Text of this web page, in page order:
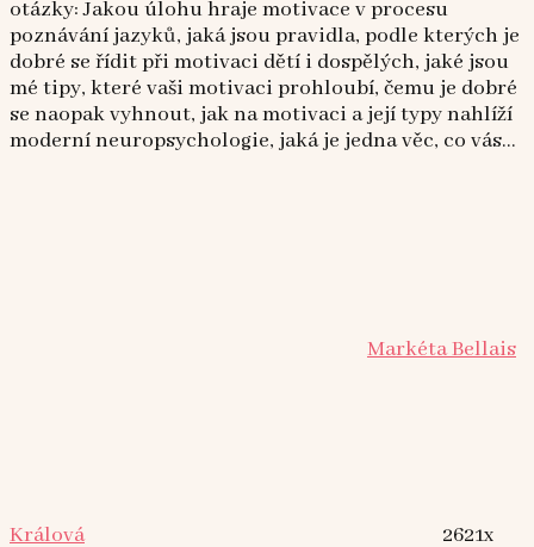
otázky: Jakou úlohu hraje motivace v procesu
poznávání jazyků, jaká jsou pravidla, podle kterých je
dobré se řídit při motivaci dětí i dospělých, jaké jsou
mé tipy, které vaši motivaci prohloubí, čemu je dobré
se naopak vyhnout, jak na motivaci a její typy nahlíží
moderní neuropsychologie, jaká je jedna věc, co vás...
Markéta Bellais
Králová 2621x